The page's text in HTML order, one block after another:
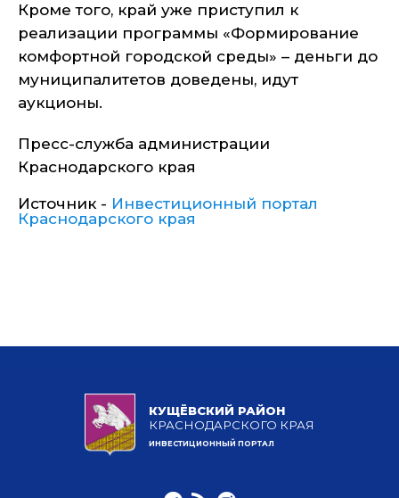
Кроме того, край уже приступил к
реализации программы «Формирование
комфортной городской среды» – деньги до
муниципалитетов доведены, идут
аукционы.
Пресс-служба администрации
Краснодарского края
Источник - Инвестиционный портал
Краснодарского края
КУЩЁВСКИЙ РАЙОН
КРАСНОДАРСКОГО КРАЯ
ИНВЕСТИЦИОННЫЙ ПОРТАЛ